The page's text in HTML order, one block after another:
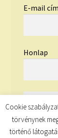
E-mail cím
Honlap
Cookie
törvénynek
történő